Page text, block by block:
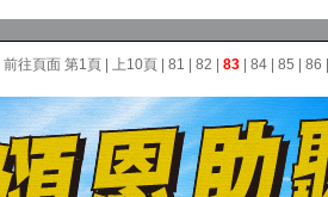
前往頁面 第1頁 上10頁 81 82 83 84 85 86